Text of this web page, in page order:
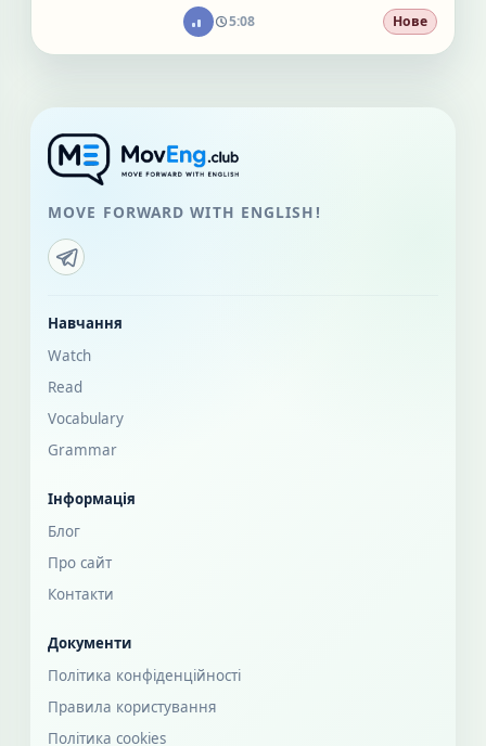
5:08 Нове
MOVE FORWARD WITH ENGLISH!
Навчання
Watch
Read
Vocabulary
Grammar
Інформація
Блог
Про сайт
Контакти
Документи
Політика конфіденційності
Правила користування
Політика cookies